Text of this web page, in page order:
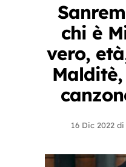
chi è
vero,
16 Dic 2022 di